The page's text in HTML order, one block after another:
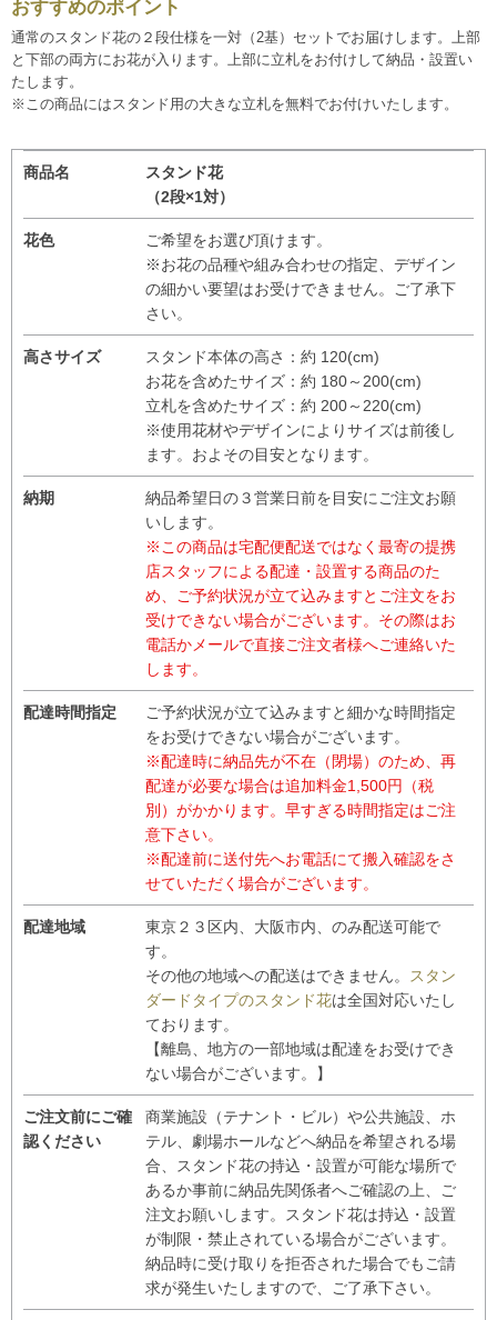
おすすめのポイント
通常のスタンド花の２段仕様を一対（2基）セットでお届けします。上部
と下部の両方にお花が入ります。上部に立札をお付けして納品・設置い
たします。
※この商品にはスタンド用の大きな立札を無料でお付けいたします。
商品名
スタンド花
（2段×1対）
花色
ご希望をお選び頂けます。
※お花の品種や組み合わせの指定、デザイン
の細かい要望はお受けできません。ご了承下
さい。
高さサイズ
スタンド本体の高さ：約 120(cm)
お花を含めたサイズ：約 180～200(cm)
立札を含めたサイズ：約 200～220(cm)
※使用花材やデザインによりサイズは前後し
ます。およその目安となります。
納期
納品希望日の３営業日前を目安にご注文お願
いします。
※この商品は宅配便配送ではなく最寄の提携
店スタッフによる配達・設置する商品のた
め、ご予約状況が立て込みますとご注文をお
受けできない場合がございます。その際はお
電話かメールで直接ご注文者様へご連絡いた
します。
配達時間指定
ご予約状況が立て込みますと細かな時間指定
をお受けできない場合がございます。
※配達時に納品先が不在（閉場）のため、再
配達が必要な場合は追加料金1,500円（税
別）がかかります。早すぎる時間指定はご注
意下さい。
※配達前に送付先へお電話にて搬入確認をさ
せていただく場合がございます。
配達地域
東京２３区内、大阪市内、のみ配送可能で
す。
その他の地域への配送はできません。
スタン
ダードタイプのスタンド花は全国対応いたし
ております。
【離島、地方の一部地域は配達をお受けでき
ない場合がございます。】
ご注文前にご確
認ください
商業施設（テナント・ビル）や公共施設、ホ
テル、劇場ホールなどへ納品を希望される場
合、スタンド花の持込・設置が可能な場所で
あるか事前に納品先関係者へご確認の上、ご
注文お願いします。スタンド花は持込・設置
が制限・禁止されている場合がございます。
納品時に受け取りを拒否された場合でもご請
求が発生いたしますので、ご了承下さい。